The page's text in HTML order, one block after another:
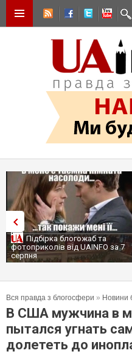
Підбірка блогожаб та
фотоприколів від UAINFO за 7
серпня
Вся правда з блогосфери » Новини
В США мужчина в
пытался угнать
долететь до